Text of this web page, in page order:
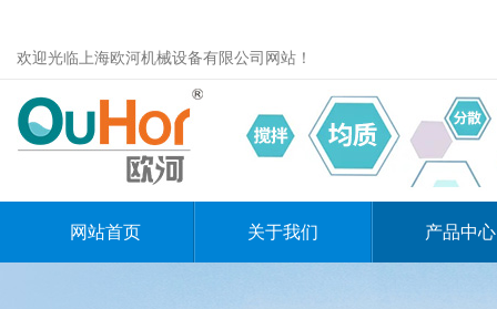
欢迎光临上海欧河机械设备有限公司网站！
网站首页 关于我们 产品中心